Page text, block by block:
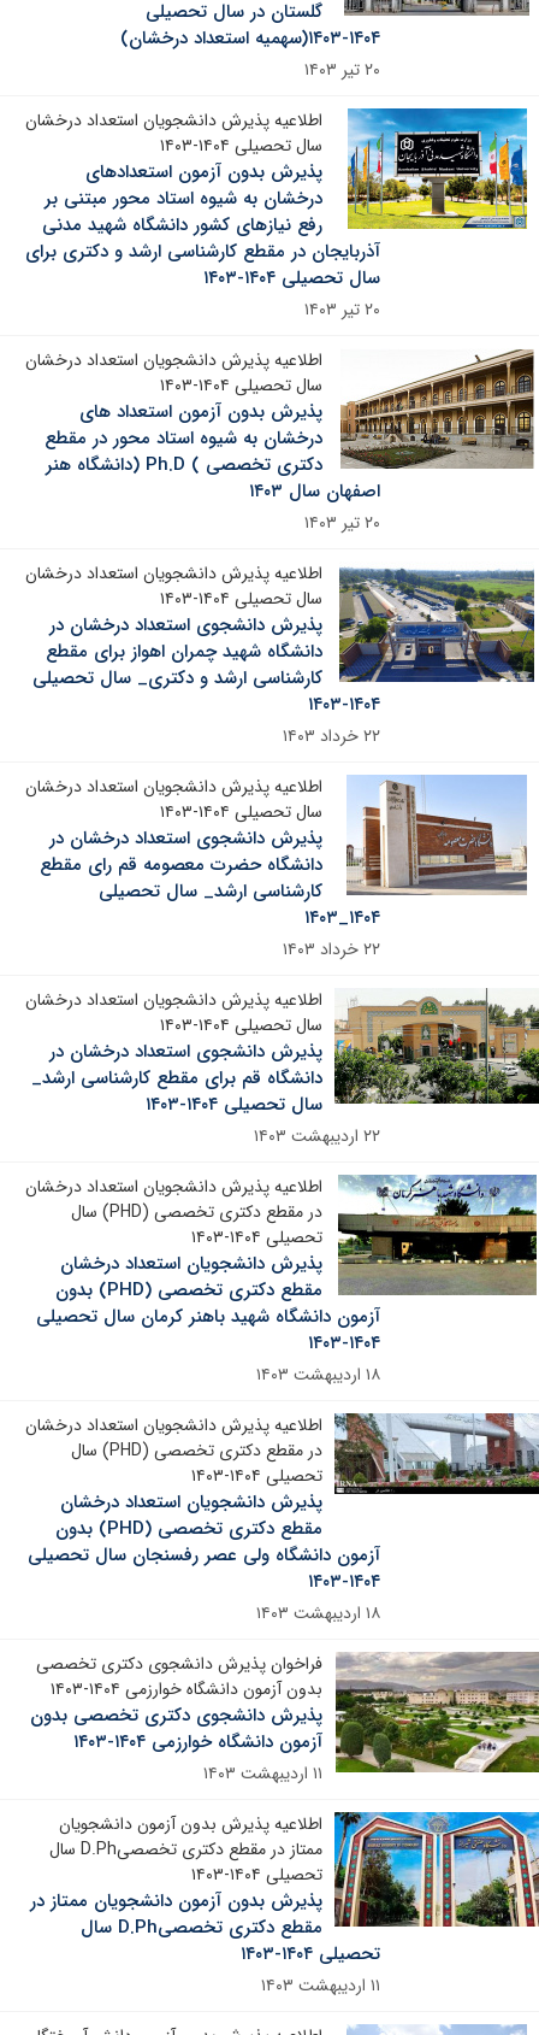
گلستان در سال تحصیلی
۱۴۰۴-۱۴۰۳(سهمیه استعداد درخشان)
۲۰ تیر ۱۴۰۳
اطلاعیه پذیرش دانشجویان استعداد درخشان
سال تحصیلی ۱۴۰۴-۱۴۰۳
پذیرش بدون آزمون استعدادهای
درخشان به شیوه استاد محور مبتنی بر
رفع نیازهای کشور دانشگاه شهید مدنی
آذربایجان در مقطع کارشناسی ارشد و دکتری برای
سال تحصیلی ۱۴۰۴-۱۴۰۳
۲۰ تیر ۱۴۰۳
اطلاعیه پذیرش دانشجویان استعداد درخشان
سال تحصیلی ۱۴۰۴-۱۴۰۳
پذیرش بدون آزمون استعداد های
درخشان به شیوه استاد محور در مقطع
دکتری تخصصی ) Ph.D (دانشگاه هنر
اصفهان سال ۱۴۰۳
۲۰ تیر ۱۴۰۳
اطلاعیه پذیرش دانشجویان استعداد درخشان
سال تحصیلی ۱۴۰۴-۱۴۰۳
پذیرش دانشجوی استعداد درخشان در
دانشگاه شهید چمران اهواز برای مقطع
کارشناسی ارشد و دکتری_ سال تحصیلی
۱۴۰۴-۱۴۰۳
۲۲ خرداد ۱۴۰۳
اطلاعیه پذیرش دانشجویان استعداد درخشان
سال تحصیلی ۱۴۰۴-۱۴۰۳
پذیرش دانشجوی استعداد درخشان در
دانشگاه حضرت معصومه قم رای مقطع
کارشناسی ارشد_ سال تحصیلی
۱۴۰۴_۱۴۰۳
۲۲ خرداد ۱۴۰۳
اطلاعیه پذیرش دانشجویان استعداد درخشان
سال تحصیلی ۱۴۰۴-۱۴۰۳
پذیرش دانشجوی استعداد درخشان در
دانشگاه قم برای مقطع کارشناسی ارشد_
سال تحصیلی ۱۴۰۴-۱۴۰۳
۲۲ اردیبهشت ۱۴۰۳
اطلاعیه پذیرش دانشجویان استعداد درخشان
در مقطع دکتری تخصصی (PHD) سال
تحصیلی ۱۴۰۴-۱۴۰۳
پذیرش دانشجویان استعداد درخشان
مقطع دکتری تخصصی (PHD) بدون
آزمون دانشگاه شهید باهنر کرمان سال تحصیلی
۱۴۰۴-۱۴۰۳
۱۸ اردیبهشت ۱۴۰۳
اطلاعیه پذیرش دانشجویان استعداد درخشان
در مقطع دکتری تخصصی (PHD) سال
تحصیلی ۱۴۰۴-۱۴۰۳
پذیرش دانشجویان استعداد درخشان
مقطع دکتری تخصصی (PHD) بدون
آزمون دانشگاه ولی عصر رفسنجان سال تحصیلی
۱۴۰۴-۱۴۰۳
۱۸ اردیبهشت ۱۴۰۳
فراخوان پذیرش دانشجوی دکتری تخصصی
بدون آزمون دانشگاه خوارزمی ۱۴۰۴-۱۴۰۳
پذیرش دانشجوی دکتری تخصصی بدون
آزمون دانشگاه خوارزمی ۱۴۰۴-۱۴۰۳
۱۱ اردیبهشت ۱۴۰۳
اطلاعیه پذیرش بدون آزمون دانشجویان
ممتاز در مقطع دکتری تخصصیD.Ph سال
تحصیلی ۱۴۰۴-۱۴۰۳
پذیرش بدون آزمون دانشجویان ممتاز در
مقطع دکتری تخصصیD.Ph سال
تحصیلی ۱۴۰۴-۱۴۰۳
۱۱ اردیبهشت ۱۴۰۳